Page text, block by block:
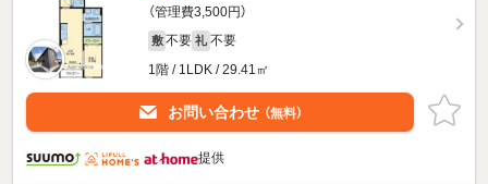
（管理費3,500円）
敷 不要 礼 不要
1階 / 1LDK / 29.41㎡
お問い合わせ （無料）
提供